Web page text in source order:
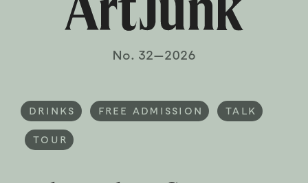
No. 32—2026
DRINKS FREE ADMISSION TALK
TOUR